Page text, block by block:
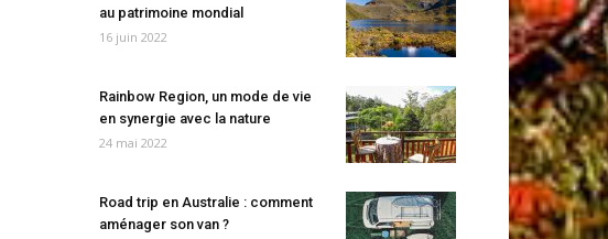
au patrimoine mondial
16 juin 2022
Rainbow Region, un mode de vie
en synergie avec la nature
24 mai 2022
Road trip en Australie : comment
aménager son van ?